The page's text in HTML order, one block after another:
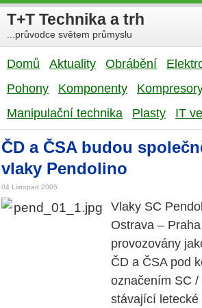
T+T Technika a trh
...průvodce světem průmyslu
Domů Aktuality Obrábění
Pohony
Komponenty
Manipulační technika
Plasty IT
ČD a ČSA budou
vlaky Pendolino
04 Listopad 2005
Vlaky SC
Ostrava –
provozovány
ČD a ČSA pod
označením SC
stávající